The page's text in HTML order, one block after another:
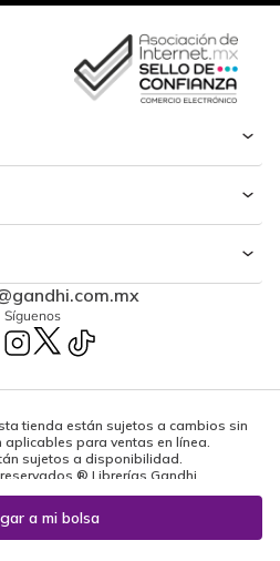
Síguenos
tienda están sujetos a cambios sin
para ventas en línea.
sujetos a disponibilidad.
® Librerías Gandhi